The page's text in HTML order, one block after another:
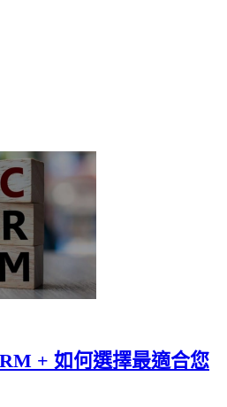
+ 如何選擇最適合您